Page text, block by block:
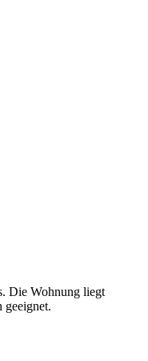
Die Wohnung liegt
geeignet.